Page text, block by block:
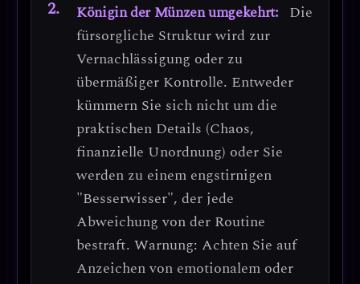
Königin der Münzen umgekehrt: Die
fürsorgliche Struktur wird zur
Vernachlässigung oder zu
übermäßiger Kontrolle. Entweder
kümmern Sie sich nicht um die
praktischen Details (Chaos,
finanzielle Unordnung) oder Sie
werden zu einem engstirnigen
"Besserwisser", der jede
Abweichung von der Routine
bestraft. Warnung: Achten Sie auf
Anzeichen von emotionalem oder